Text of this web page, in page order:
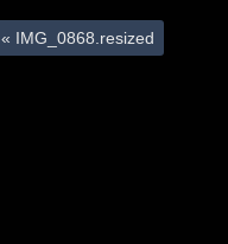
« IMG_0868.resized